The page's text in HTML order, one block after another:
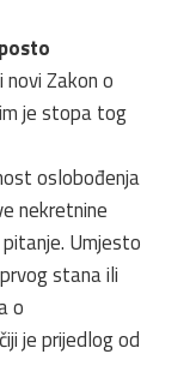
Zakon o
je stopa tog
oslobođenja
nekretnine
Umjesto
stana ili
o
je prijedlog od